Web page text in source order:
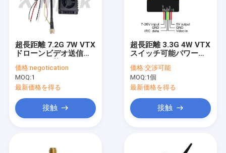
超長距離 7.2G 7W VTX
ドローンビデオ送信機
25mW/2500mW/5000mW/7000mW
UAV VTX 64CH 画像伝
送 Shenzhen Kimpok
価格:negotication
MOQ:1
最新価格を得る
接触
超長距離 3.3G 4W VTX
スイッチ可能パワー
64CH 画像伝送
価格:交渉可能
MOQ:1個
最新価格を得る
接触